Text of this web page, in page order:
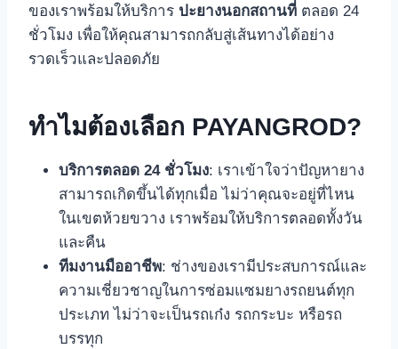
ของเราพร้อมให้บริการ ปะยางนอกสถานที่ ตลอด 24
ชั่วโมง เพื่อให้คุณสามารถกลับสู่เส้นทางได้อย่าง
รวดเร็วและปลอดภัย
ทำไมต้องเลือก PAYANGROD?
บริการตลอด 24 ชั่วโมง: เราเข้าใจว่าปัญหายาง
สามารถเกิดขึ้นได้ทุกเมื่อ ไม่ว่าคุณจะอยู่ที่ไหน
ในเขตห้วยขวาง เราพร้อมให้บริการตลอดทั้งวัน
และคืน
ทีมงานมืออาชีพ: ช่างของเรามีประสบการณ์และ
ความเชี่ยวชาญในการซ่อมแซมยางรถยนต์ทุก
ประเภท ไม่ว่าจะเป็นรถเก๋ง รถกระบะ หรือรถ
บรรทุก